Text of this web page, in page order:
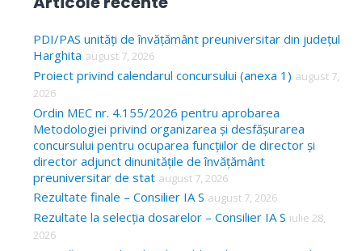
c
h
f
o
r
PDI/PAS unități de învățământ preuniversitar din județul
Harghita august 7, 2026
Proiect privind calendarul concursului (anexa 1) august 7,
2026
Ordin MEC nr. 4.155/2026 pentru aprobarea
Metodologiei privind organizarea și desfășurarea
concursului pentru ocuparea funcțiilor de director și
director adjunct dinunitățile de învățământ
preuniversitar de stat august 7, 2026
Rezultate finale – Consilier IA S august 7, 2026
Rezultate la selecția dosarelor – Consilier IA S iulie 28,
2026